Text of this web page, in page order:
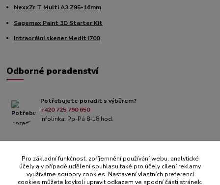
NexxZr T Multi A3 Z95-16mm
Sagemax Paint 3D Starter Kit
Intraorální skener Medit i700
Odborné poradenství
Potřebujete poradit s výběrem?
+420 725 790 650
Infolinka: Po-Pá 8-18 hod.
Pro základní funkčnost, zpříjemnění používání webu, analytické
účely a v případě udělení souhlasu také pro účely cílení reklamy
využíváme soubory cookies. Nastavení vlastních preferencí
cookies můžete kdykoli upravit odkazem ve spodní části stránek.